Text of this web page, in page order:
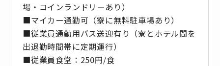
場・コインランドリーあり）
■マイカー通勤可（寮に無料駐車場あり）
■従業員通勤用バス送迎有り（寮とホテル間を
出退勤時間帯に定期運行）
■従業員食堂：250円/食